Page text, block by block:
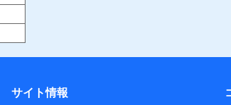
サイト情報